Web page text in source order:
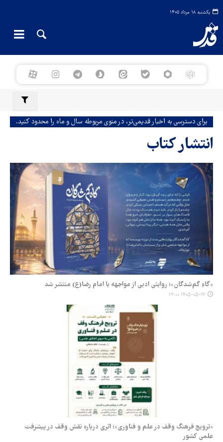
یکشنبه ۱۸ مرداد ۱۴۰۵
برای دسترسی به اخبار قدیمی‌تر، در منوی مربوطه سال و ماه را محدود کنید.
انتشار کتاب
«گاهِ گم‌شدگان»؛ روایتی ادبی از مواجهه با امام رضا(ع) منتشر شد
۱۴۰۵-۰۵-۱۷ ۱۳:۰۰
«ترویج فرهنگ وقف در علم و فناوری»؛ اثری درباره نقش وقف در پیشرفت
علمی کشور